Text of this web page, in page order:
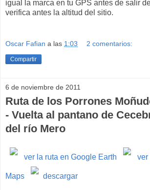
igual la marca en tu GPS antes de salir
verifica antes la altitud del sitio.
Oscar Fafian a las 1:03 2 comentarios:
Compartir
6 de noviembre de 2011
Ruta de los Porrones
- Vuelta al pantano de
del río Mero
ver la ruta en Google Earth ver
Maps descargar